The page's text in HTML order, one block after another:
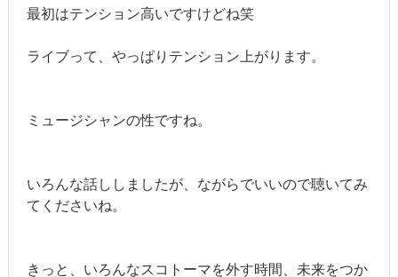
最初はテンション高いですけどね笑
ライブって、やっぱりテンション上がります。
ミュージシャンの性ですね。
いろんな話ししましたが、ながらでいいので聴いてみ
てくださいね。
きっと、いろんなスコトーマを外す時間、未来をつか